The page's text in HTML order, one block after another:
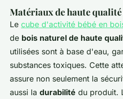
Matériaux de haute
Le cube d'activité bébé en
de bois naturel de haute
utilisées sont à base d'eau,
substances toxiques. Cette
assure non seulement la
aussi la durabilité du produit.